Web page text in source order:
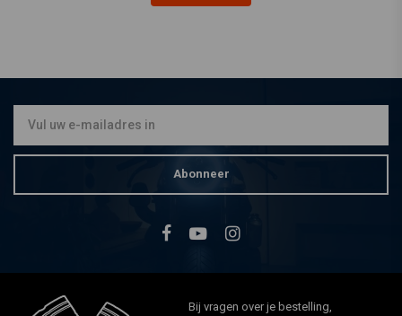
€143,78
Abonneer
Bij vragen over je bestelling,